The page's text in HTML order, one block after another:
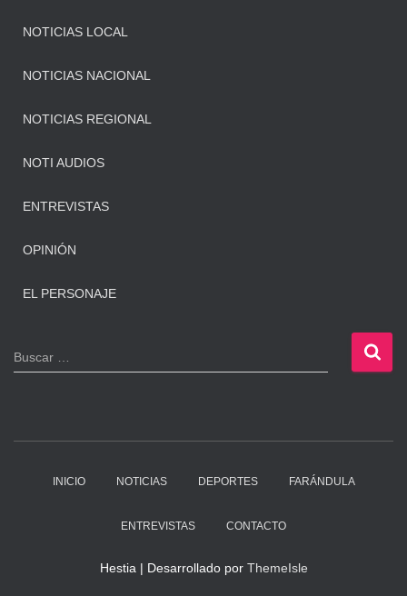
NOTICIAS LOCAL
NOTICIAS NACIONAL
NOTICIAS REGIONAL
NOTI AUDIOS
ENTREVISTAS
OPINIÓN
EL PERSONAJE
B
u
Buscar …
INICIO NOTICIAS DEPORTES FARÁNDULA
ENTREVISTAS CONTACTO
Hestia | Desarrollado por ThemeIsle